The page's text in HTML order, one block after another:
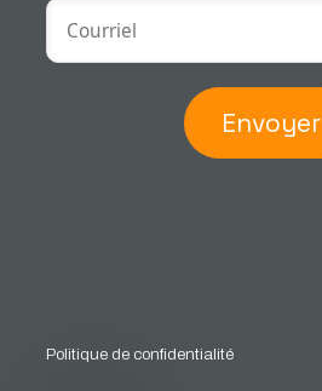
Envoyer
Politique de confidentialité